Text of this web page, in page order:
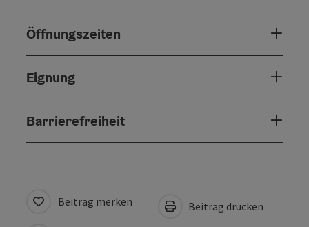
Öffnungszeiten
Eignung
Barrierefreiheit
Beitrag merken Beitrag drucken